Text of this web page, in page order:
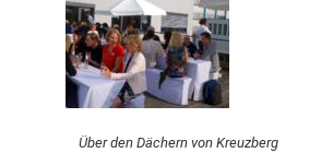
Über den Dächern von Kreuzberg